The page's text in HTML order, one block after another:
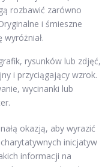
rozbawić zarówno
i śmieszne
rysunków lub zdjęć,
i przyciągający wzrok.
wycinanki lub
okazją, aby wyrazić
inicjatyw
informacji na